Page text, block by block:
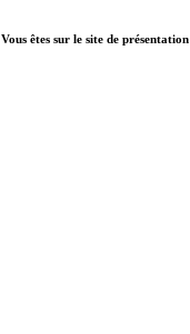
Vous êtes sur le site de présentation